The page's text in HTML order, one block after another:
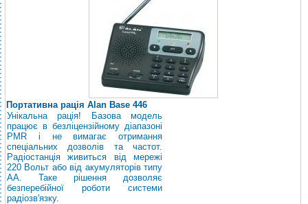
Портативна рація Alan Base 446
Унікальна рація! Базова модель
працює в безліцензійному діапазоні
PMR і не вимагає отримання
спеціальних дозволів та частот.
Радіостанція живиться від мережі
220 Вольт або від акумуляторів типу
АА. Таке рішення дозволяє
безперебійної роботи системи
радіозв'язку.